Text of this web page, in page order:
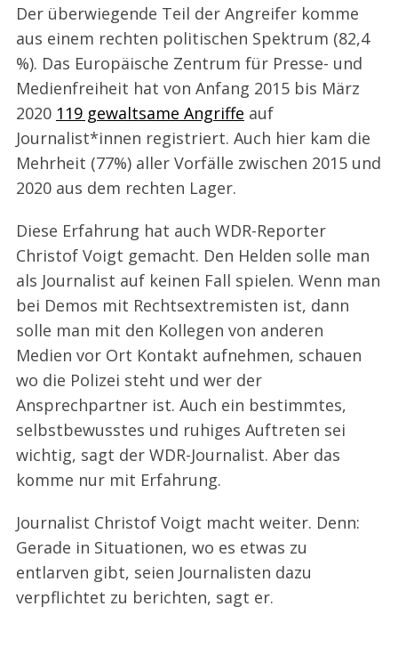
Der überwiegende Teil der Angreifer komme
aus einem rechten politischen Spektrum (82,4
%). Das Europäische Zentrum für Presse- und
Medienfreiheit hat von Anfang 2015 bis März
2020 119 gewaltsame Angriffe auf
Journalist*innen registriert. Auch hier kam die
Mehrheit (77%) aller Vorfälle zwischen 2015 und
2020 aus dem rechten Lager.
Diese Erfahrung hat auch WDR-Reporter
Christof Voigt gemacht. Den Helden solle man
als Journalist auf keinen Fall spielen. Wenn man
bei Demos mit Rechtsextremisten ist, dann
solle man mit den Kollegen von anderen
Medien vor Ort Kontakt aufnehmen, schauen
wo die Polizei steht und wer der
Ansprechpartner ist. Auch ein bestimmtes,
selbstbewusstes und ruhiges Auftreten sei
wichtig, sagt der WDR-Journalist. Aber das
komme nur mit Erfahrung.
Journalist Christof Voigt macht weiter. Denn:
Gerade in Situationen, wo es etwas zu
entlarven gibt, seien Journalisten dazu
verpflichtet zu berichten, sagt er.